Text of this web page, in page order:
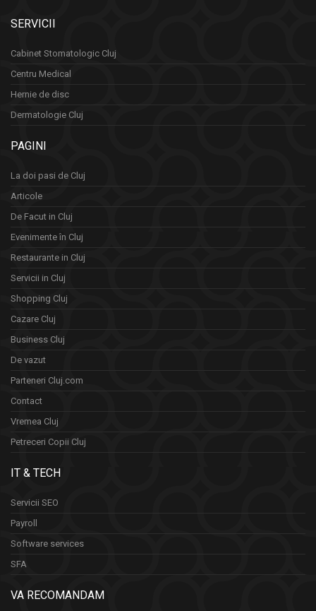
SERVICII
Cabinet Stomatologic Cluj
Centru Medical
Hernie de disc
Dermatologie Cluj
PAGINI
La doi pasi de Cluj
Articole
De Facut in Cluj
Evenimente în Cluj
Restaurante in Cluj
Servicii in Cluj
Shopping Cluj
Cazare Cluj
Business Cluj
De vazut
Parteneri Cluj.com
Contact
Vremea Cluj
Petreceri Copii Cluj
IT & TECH
Servicii SEO
Payroll
Software services
SFA
VA RECOMANDAM